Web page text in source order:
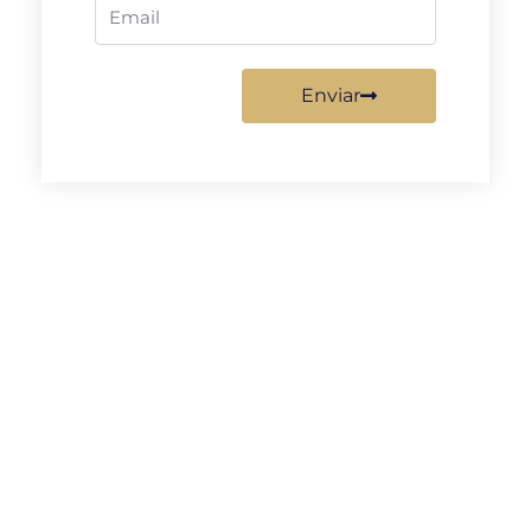
Enviar